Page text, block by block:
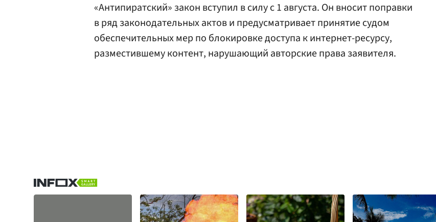
«Антипиратский» закон вступил в силу с 1 августа. Он вносит поправки
в ряд законодательных актов и предусматривает принятие судом
обеспечительных мер по блокировке доступа к интернет-ресурсу,
разместившему контент, нарушающий авторские права заявителя.